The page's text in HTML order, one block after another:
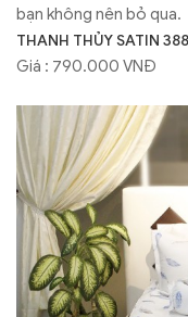
bạn không nên bỏ qua.
THANH THỦY SATIN 388
Giá : 790.000 VNĐ